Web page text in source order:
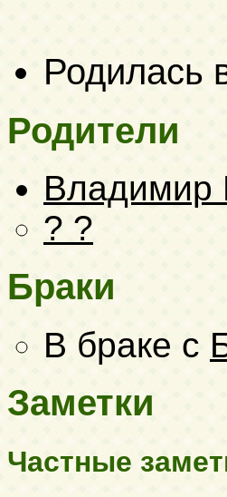
Родилась
Родители
Владимир
? ?
Браки
В браке с
Заметки
Частные